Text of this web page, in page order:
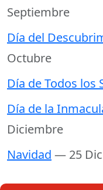
Septiembre
Día del
Octubre
Día de Todos los
Día de la
Diciembre
Navidad — 25